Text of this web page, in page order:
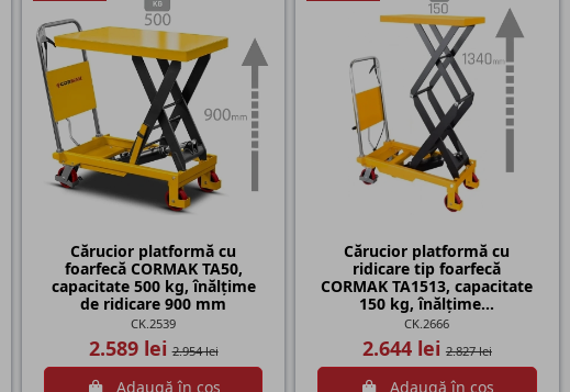
Cărucior platformă cu
foarfecă CORMAK TA50,
capacitate 500 kg, înălțime
de ridicare 900 mm
CK.2539
2.589 lei2.954 lei
Adaugă în coș
Cărucior platformă cu
ridicare tip foarfecă
CORMAK TA1513, capacitate
150 kg, înălțime...
CK.2666
2.644 lei 2.827 lei
Adaugă în coș